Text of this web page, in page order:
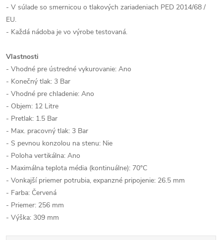
- V súlade so smernicou o tlakových zariadeniach PED 2014/68 /
EU.
- Každá nádoba je vo výrobe testovaná.
Vlastnosti
- Vhodné pre ústredné vykurovanie: Ano
- Konečný tlak: 3 Bar
- Vhodné pre chladenie: Ano
- Objem: 12 Litre
- Pretlak: 1.5 Bar
- Max. pracovný tlak: 3 Bar
- S pevnou konzolou na stenu: Nie
- Poloha vertikálna: Ano
- Maximálna teplota média (kontinuálne): 70°C
- Vonkajší priemer potrubia, expanzné pripojenie: 26.5 mm
- Farba: Červená
- Priemer: 256 mm
- Výška: 309 mm